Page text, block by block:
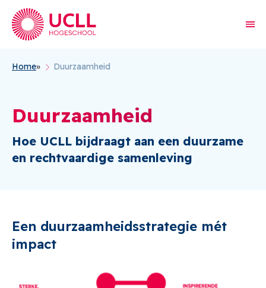
Kruimelpad
Home Duurzaamheid
Duurzaamheid
Hoe UCLL bijdraagt aan een duurzame
en rechtvaardige samenleving
Een duurzaamheidsstrategie mét
impact